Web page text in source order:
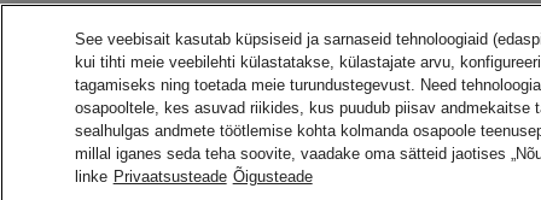
See veebisait kasutab küpsiseid ja sarnaseid tehnoloogiaid
kui tihti meie veebilehti külastatakse, külastajate arvu,
tagamiseks ning toetada meie turundustegevust. Need
osapooltele, kes asuvad riikides, kus puudub piisav andmekaitse
sealhulgas andmete töötlemise kohta kolmanda osapoole
millal iganes seda teha soovite, vaadake oma sätteid jaotises
linke Privaatsusteade Õigusteade